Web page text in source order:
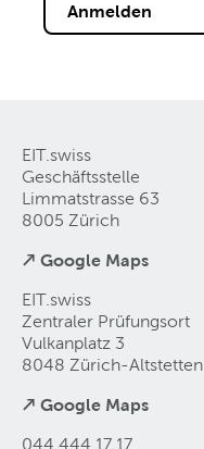
Anmelden
EIT.swiss
Geschäftsstelle
Limmatstrasse 63
8005 Zürich
↗ Google Maps
EIT.swiss
Zentraler Prüfungsort
Vulkanplatz 3
8048 Zürich-Altstetten
↗ Google Maps
044 444 17 17